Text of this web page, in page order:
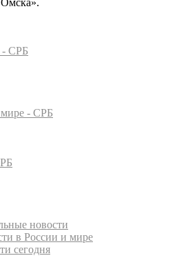
- СРБ
- СРБ
новости
в России и мире
сегодня